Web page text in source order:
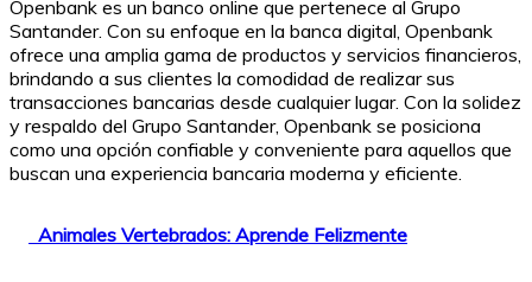
Openbank es un banco online que pertenece al Grupo
Santander. Con su enfoque en la banca digital, Openbank
ofrece una amplia gama de productos y servicios financieros,
brindando a sus clientes la comodidad de realizar sus
transacciones bancarias desde cualquier lugar. Con la solidez
y respaldo del Grupo Santander, Openbank se posiciona
como una opción confiable y conveniente para aquellos que
buscan una experiencia bancaria moderna y eficiente.
Animales Vertebrados: Aprende Felizmente